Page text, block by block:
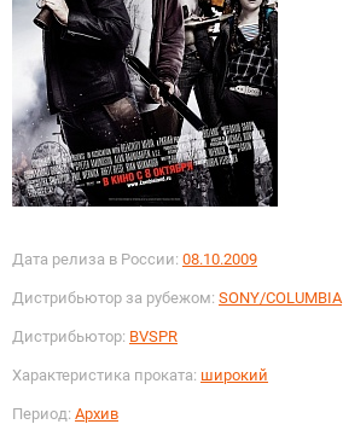
Дата релиза в России: 08.10.2009
Дистрибьютор за рубежом: SONY/COLUMBIA
Дистрибьютор: BVSPR
Характеристика проката: широкий
Период: Архив